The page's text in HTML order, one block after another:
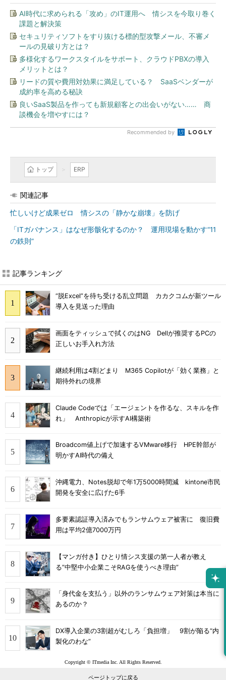
AI時代に求められる「攻め」のIT運用へ 情シスを今取り巻く
課題と解決策
セキュリティソフトをすり抜ける標的型攻撃メール、不審メ
ールの見破り方とは？
多様化するワークスタイルをサポート、クラウドPBXの導入
メリットとは？
リードの質や費用対効果に満足している？ SaaSベンダーが
成約率を高める秘訣
良いSaaS製品を作っても新規顧客との出会いがない…… 商
談機会を増やすには？
Recommended by
トップ ERP
関連記事
忙しいけど成果ゼロ 情シスの「静かな崩壊」を防げ
「ITガバナンス」はなぜ形骸化するのか？ 運用現場を動かす“11
の鉄則”
記事ランキング
“脱Excel”を待ち受ける乱立問題 カカクコムが新ツール
導入を見送った理由
画面をティッシュで拭くのはNG Dellが推奨するPCの
正しいお手入れ方法
継続利用は4割どまり M365 Copilotが「効く業務」と
期待外れの境界
Claude Codeでは「エージェントを作るな、スキルを作
れ」 Anthropicが示すAI構築術
Broadcom値上げで加速するVMware移行 HPE幹部が
明かすAI時代の備え
沖縄電力、Notes脱却で年1万5000時間減 kintone市民
開発を安全に広げた6手
多要素認証導入済みでもランサムウェア被害に 復旧費
用は平均2億7000万円
【マンガ付き】ひとり情シス支援の第一人者が教え
る”中堅中小企業こそRAGを使うべき理由”
「身代金を支払う」以外のランサムウェア対策は本当に
あるのか？
DX導入企業の3割超がむしろ「負担増」 9割が陥る“内
製化のわな”
Copyright © ITmedia Inc. All Rights Reserved.
ページトップに戻る